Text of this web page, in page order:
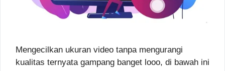
Mengecilkan ukuran video tanpa mengurangi
kualitas ternyata gampang banget looo, di bawah ini